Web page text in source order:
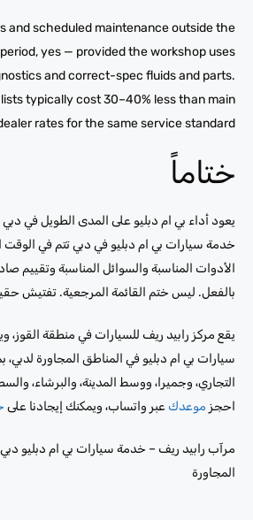
and scheduled maintenance outside the
yes — provided the workshop uses
and correct-spec fluids and parts.
typically cost 30–40% less than main
rates for the same service standard.
ختاماً
يعود أداء بي ام دبليو على المدى الطويل في
خدمة سيارات بي ام دبليو في دبي تتم في الوقت
الأدوات المناسبة والسوائل المناسبة وتقييم
بالفعل. ليس ختم القائمة المرجعية. تفتيش
يقع مركز رابيد ريف للسيارات في منطقة القوز،
سيارات بي ام دبليو في المناطق المجاورة
التجاري، وجميرا، ووسط المدينة، والبرشاء،
احجز موعدك عبر واتساب، ويمكنك إيجادنا على
مرآب رابيد ريف – خدمة سيارات بي ام دبليو دبي
المجاورة